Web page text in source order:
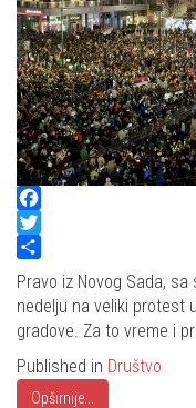
Facebook
Twitter
Share
Pravo iz Novog Sada,
nedelju na veliki protest
gradove. Za to vreme i
Published in Društvo
Opširnije...